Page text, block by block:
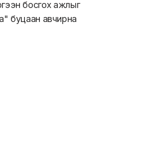
босгох ажлыг
буцаан авчирна